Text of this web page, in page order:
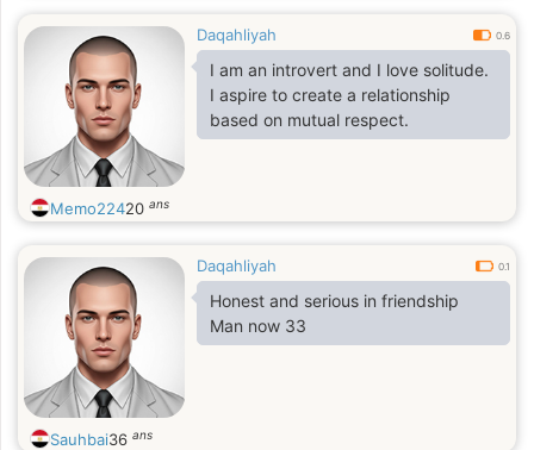
Daqahliyah 0.6
I am an introvert and I love solitude.
I aspire to create a relationship
based on mutual respect.
Memo22420 ans
Daqahliyah 0.1
Honest and serious in friendship
Man now 33
Sauhbai36 ans